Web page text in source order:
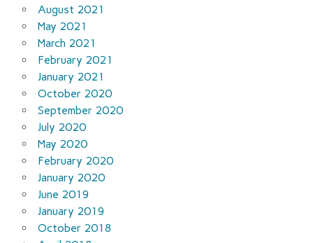
August 2021
May 2021
March 2021
February 2021
January 2021
October 2020
September 2020
July 2020
May 2020
February 2020
January 2020
June 2019
January 2019
October 2018